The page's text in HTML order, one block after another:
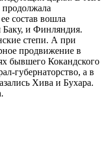
продолжала
состав вошла
Баку, и Финляндия.
степи. А при
продвижение в
бывшего Кокандского
губернаторство, а в
Хива и Бухара.